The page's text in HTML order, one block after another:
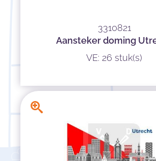
3310821
Aansteker doming
VE: 26 stuk(s)